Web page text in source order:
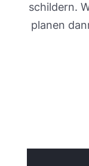
schildern.
planen